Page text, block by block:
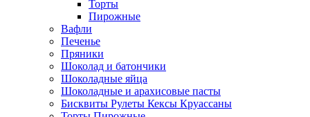
Торты
Пирожные
Вафли
Печенье
Пряники
Шоколад и батончики
Шоколадные яйца
Шоколадные и арахисовые пасты
Бисквиты Рулеты Кексы Круассаны